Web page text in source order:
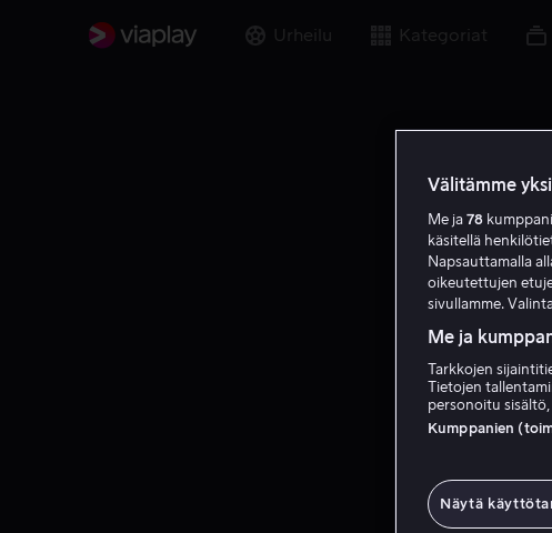
Urheilu Kategoriat
Välitämme
Me ja 78
käsitellä
Napsauttamalla
oikeutettujen
sivullamme.
Me ja
Tarkkojen
Tietojen
personoitu
Kumppanien
Näytä